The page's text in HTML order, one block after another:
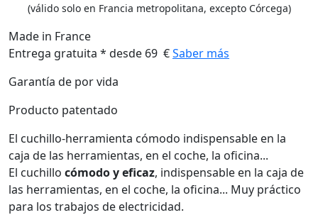
(válido solo en Francia metropolitana, excepto Córcega)
Made in France
Entrega gratuita * desde 69 €Saber más
Garantía de por vida
Producto patentado
El cuchillo-herramienta cómodo indispensable en la
caja de las herramientas, en el coche, la oficina...
El cuchillo cómodo y eficaz, indispensable en la caja de
las herramientas, en el coche, la oficina... Muy práctico
para los trabajos de electricidad.